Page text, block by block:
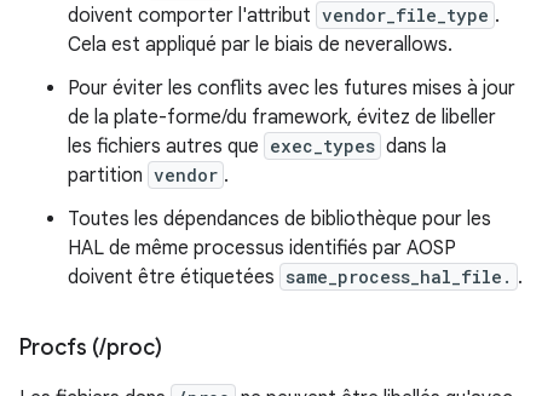
doivent comporter l'attribut vendor_file_type .
Cela est appliqué par le biais de neverallows.
Pour éviter les conflits avec les futures mises à jour
de la plate-forme/du framework, évitez de libeller
les fichiers autres que exec_types dans la
partition vendor .
Toutes les dépendances de bibliothèque pour les
HAL de même processus identifiés par AOSP
doivent être étiquetées same_process_hal_file. .
Procfs (/proc)